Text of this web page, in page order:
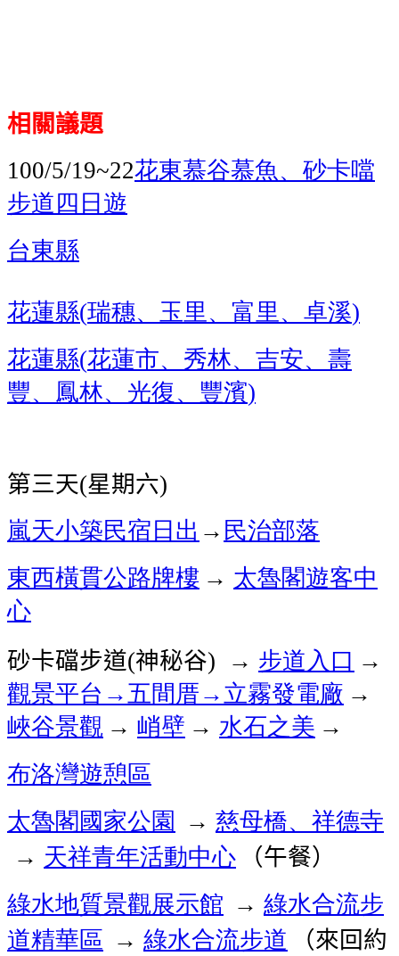
相關議題
100/5/19~22花東慕谷慕魚、砂卡噹
步道四日遊
台東縣
花蓮縣(瑞穗、玉里、富里、卓溪)
花蓮縣(花蓮市、秀林、吉安、壽
豐、鳳林、光復、豐濱)
第三天(星期六)
嵐天小築民宿日出 →民治部落
東西橫貫公路牌樓 → 太魯閣遊客中
心
砂卡礑步道(神秘谷) → 步道入口 →
觀景平台→五間厝→立霧發電廠 →
峽谷景觀 → 峭壁 → 水石之美 →
布洛灣遊憩區
太魯閣國家公園 → 慈母橋、祥德寺
→ 天祥青年活動中心
（午餐）
綠水地質景觀展示館 → 綠水合流步
道精華區 → 綠水合流步道 （來回約